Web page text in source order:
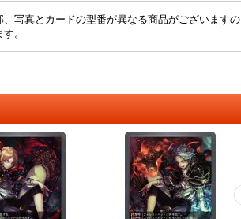
写真とカードの型番が異なる商品がございますの
。